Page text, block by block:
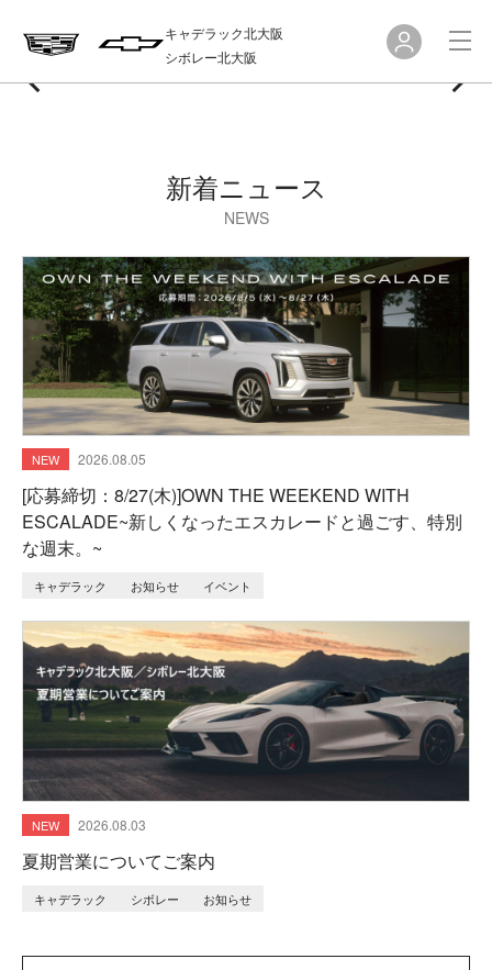
キャデラック北大阪
シボレー北大阪
新着ニュース
NEWS
2026.08.05
[応募締切：8/27(木)]OWN THE WEEKEND WITH
ESCALADE~新しくなったエスカレードと過ごす、特別
な週末。~
キャデラック お知らせ イベント
2026.08.03
夏期営業についてご案内
キャデラック シボレー お知らせ